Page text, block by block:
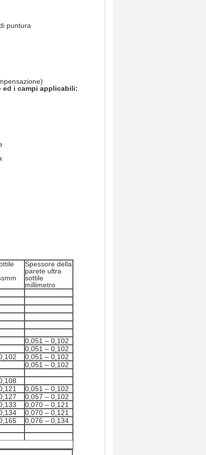
puntura
ed i campi applicabili:
Spessore della
parete ultra
sottile
millimetro
0,051 – 0,102
0,051 – 0,102
0,051 – 0,102
0,051 – 0,102
0,051 – 0,102
0,057 – 0,102
0,070 – 0,121
0,070 – 0,121
0,076 – 0,134